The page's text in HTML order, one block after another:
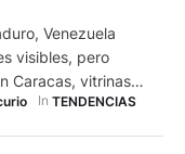
Venezuela
visibles, pero
Caracas, vitrinas
y actividad
In TENDENCIAS